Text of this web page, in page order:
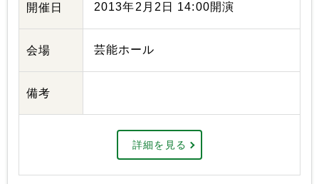
開催日 2013年2月2日 14:00開演
会場 芸能ホール
備考
詳細を見る